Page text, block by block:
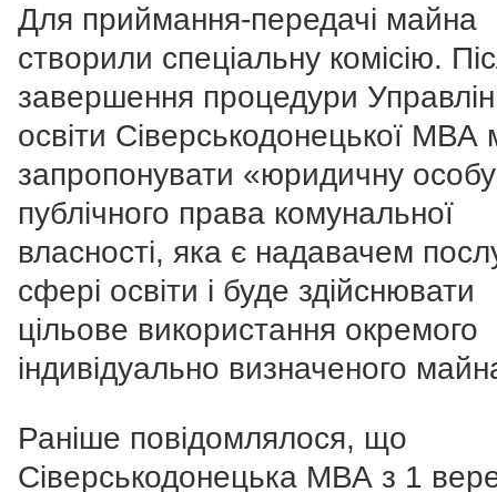
Для приймання-передачі майна
створили спеціальну комісію.
завершення процедури
освіти Сіверськодонецької МВА
запропонувати «юридичну особу
публічного права комунальної
власності, яка є надавачем
сфері освіти і буде здійснювати
цільове використання окремого
індивідуально визначеного
Раніше повідомлялося, що
Сіверськодонецька МВА з 1